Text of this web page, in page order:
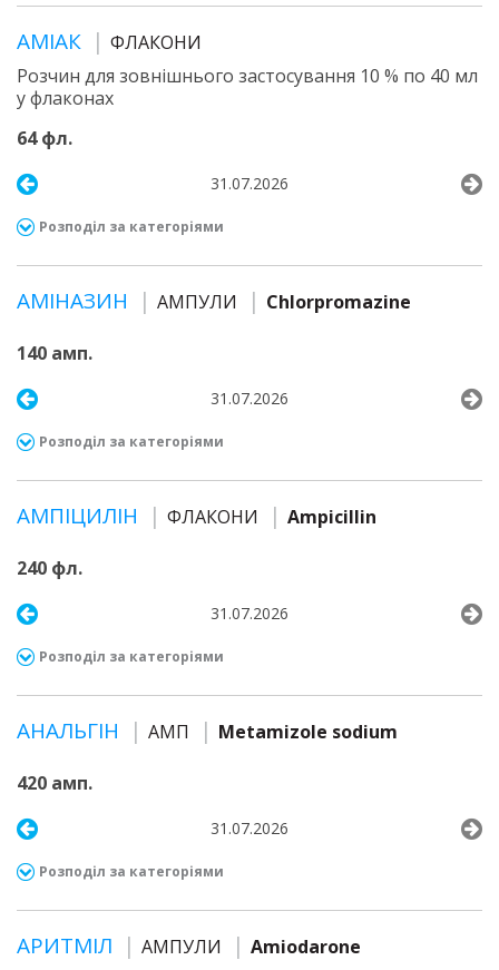
АМІАК
ФЛАКОНИ
Розчин для зовнішнього застосування 10 % по 40 мл
у флаконах
64 фл.
31.07.2026
Розподіл за категоріями
АМІНАЗИН АМПУЛИ Chlorpromazine
140 амп.
31.07.2026
Розподіл за категоріями
АМПІЦИЛІН ФЛАКОНИ Ampicillin
240 фл.
31.07.2026
Розподіл за категоріями
АНАЛЬГІН АМП Metamizole sodium
420 амп.
31.07.2026
Розподіл за категоріями
АРИТМІЛ АМПУЛИ Amiodarone